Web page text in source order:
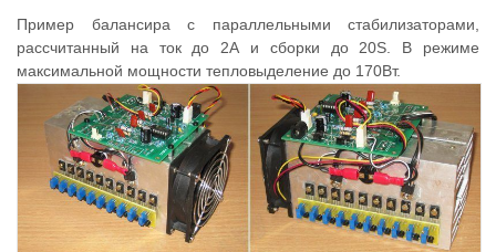
Пример балансира с параллельными стабилизаторами,
рассчитанный на ток до 2А и сборки до 20S. В режиме
максимальной мощности тепловыделение до 170Вт.